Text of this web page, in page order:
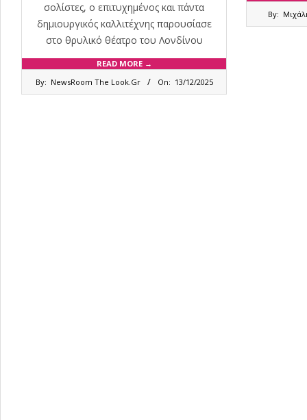
σολίστες, ο επιτυχημένος και πάντα
δημιουργικός καλλιτέχνης παρουσίασε
στο θρυλικό θέατρο του Λονδίνου
READ MORE →
By: NewsRoom The Look.Gr On: 13/12/2025
By: